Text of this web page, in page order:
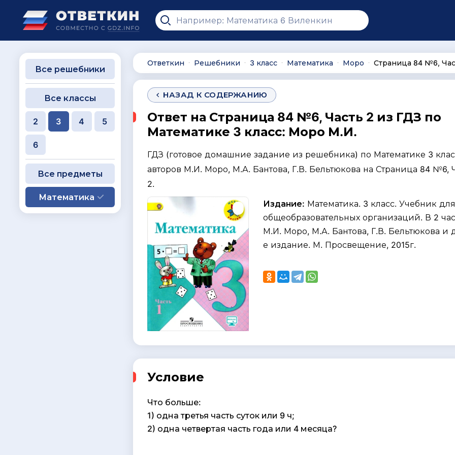
Ответкин ∙ Решебники ∙ 3 класс ∙ Математика ∙ Моро ∙ Страница 84 №6,
НАЗАД К СОДЕРЖАНИЮ
Ответ на Страница 84 №6, Часть 2 из ГДЗ по
Математике 3 класс: Моро М.И.
ГДЗ (готовое домашние задание из решебника) по Математике 3
авторов М.И. Моро, М.А. Бантова, Г.В. Бельтюкова на Страница 84 №6,
2.
Издание: Математика. 3 класс. Учебник для
общеобразовательных организаций. В 2
М.И. Моро, М.А. Бантова, Г.В. Бельтюкова и
е издание. М. Просвещение, 2015г.
Условие
Что больше:
1) одна третья часть суток или 9 ч;
2) одна четвертая часть года или 4 месяца?
Все решебники
Все классы
2 3 4 5
6
Все предметы
Математика